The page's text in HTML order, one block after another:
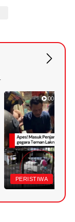
00:46
PERISTIWA